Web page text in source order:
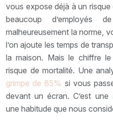
vous expose déjà à un
beaucoup d’employés
malheureusement la norme,
l’on ajoute les temps de
la maison. Mais le chiffre
risque de mortalité. Une
grimpe de 85% si vous
devant un écran. C’est une
une habitude que nous